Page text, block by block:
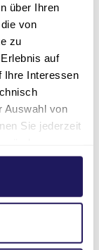
über Ihren
von
zu
auf
Ihre Interessen
Auswahl von
Sie jederzeit
unserer